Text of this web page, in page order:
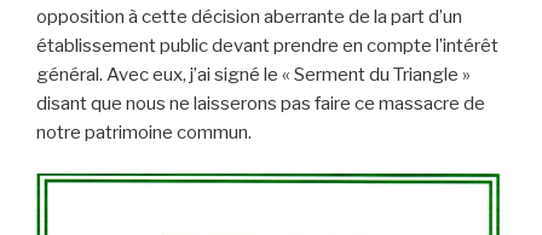
opposition à cette décision aberrante de la part d’un
établissement public devant prendre en compte l’intérêt
général. Avec eux, j’ai signé le « Serment du Triangle »
disant que nous ne laisserons pas faire ce massacre de
notre patrimoine commun.